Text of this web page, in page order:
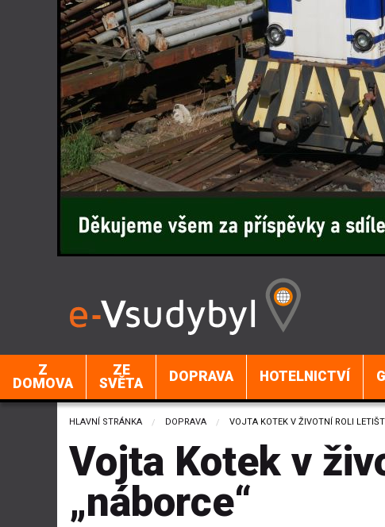
Z
DOMOVA
ZE
SVĚTA
DOPRAVA HOTELNICTVÍ
HLAVNÍ STRÁNKA DOPRAVA CURRENT:
VOJTA KOTEK V ŽIVOTNÍ ROLI
Vojta Kotek v
„náborce“